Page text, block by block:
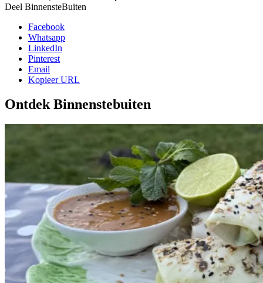
Deel BinnensteBuiten
Facebook
Whatsapp
LinkedIn
Pinterest
Email
Kopieer URL
Ontdek Binnenstebuiten